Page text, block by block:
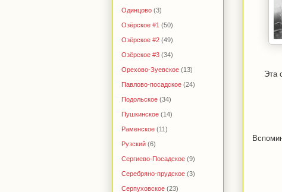
Эта
Одинцово (3)
Озёрское #1 (50)
Озёрское #2 (49)
Озёрское #3 (34)
Орехово-Зуевское (13)
Павлово-посадское (24)
Подольское (34)
Пушкинское (14)
Раменское (11)
Рузский (6)
Сергиево-Посадское (9)
Серебряно-прудское (3)
Серпуховское (23)